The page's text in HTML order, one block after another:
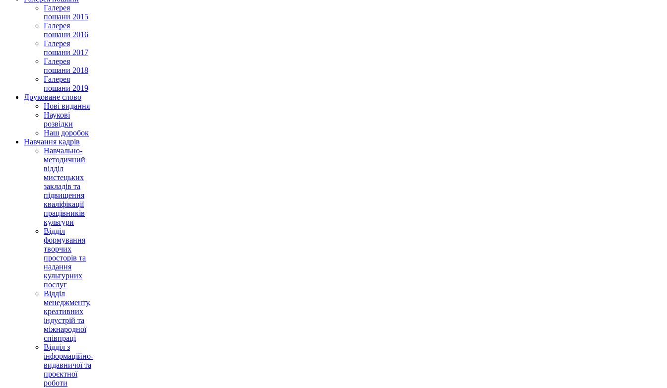
Галерея
пошани 2015
Галерея
пошани 2016
Галерея
пошани 2017
Галерея
пошани 2018
Галерея
пошани 2019
Друковане слово
Нові видання
Наукові
розвідки
Наш доробок
Навчання кадрів
Навчально-
методичний
відділ
мистецьких
закладів та
підвищення
кваліфікації
працівників
культури
Відділ
формування
творчих
просторів та
надання
культурних
послуг
Відділ
менеджменту,
креативних
індустрій та
міжнародної
співпраці
Відділ з
інформаційно-
видавничої та
проєктної
роботи